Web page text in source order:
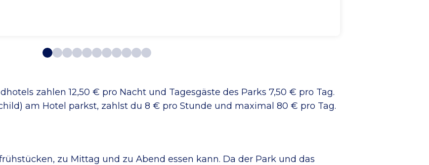
zahlen 12,50 € pro Nacht und Tagesgäste des Parks 7,50 € pro Tag.
am Hotel parkst, zahlst du 8 € pro Stunde und maximal 80 € pro Tag.
zu Mittag und zu Abend essen kann. Da der Park und das